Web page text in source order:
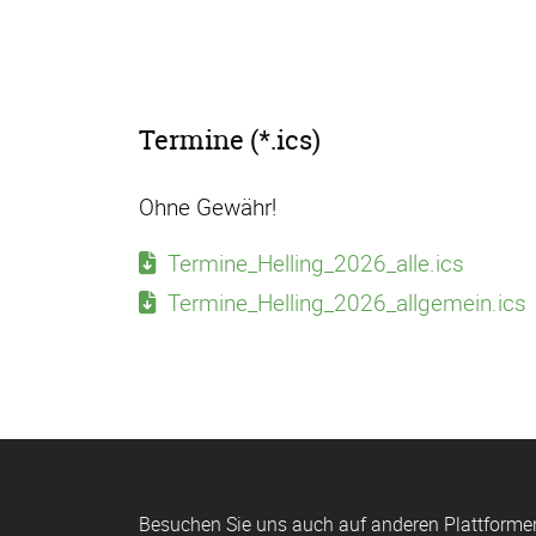
Termine (*.ics)
Ohne Gewähr!
Termine_Helling_2026_alle.ics
Termine_Helling_2026_allgemein.ics
Besuchen Sie uns auch auf anderen